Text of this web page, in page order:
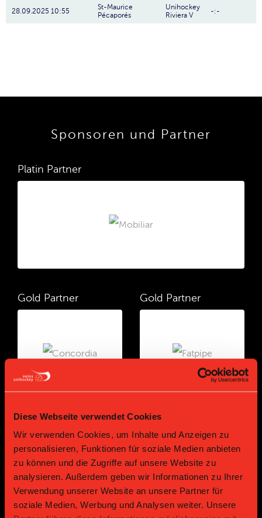
Diese Webseite verwendet Cookies
Wir verwenden Cookies, um Inhalte und Anzeigen zu
personalisieren, Funktionen für soziale Medien anbieten
zu können und die Zugriffe auf unsere Website zu
analysieren. Außerdem geben wir Informationen zu Ihrer
Verwendung unserer Website an unsere Partner für
soziale Medien, Werbung und Analysen weiter. Unsere
28.09.2025 10:55
St-Maurice
Pécaporés
Unihockey
Riviera V
-:-
Sponsoren und Partner
Platin Partner
Gold Partner Gold Partner